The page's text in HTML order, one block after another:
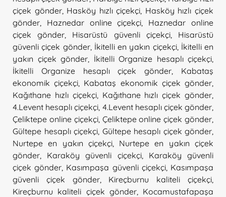
çiçek gönder, Hasköy hızlı çiçekçi Hasköy hızlı çiçek
gönder
Haznedar online çiçekçi
Haznedar online
çiçek gönder
Hisarüstü güvenli çiçekçi, Hisarüstü
güvenli çiçek gönder, İkitelli en yakın çiçekçi, İkitelli en
yakın çiçek gönder
İkitelli Organize hesaplı çiçekçi
İkitelli Organize hesaplı çiçek gönder
Kabataş
ekonomik çiçekçi Kabataş ekonomik çiçek gönder
Kağıthane hızlı çiçekçi, Kağıthane hızlı çiçek gönder
4.Levent hesaplı çiçekçi 4.Levent hesaplı çiçek gönder
Çeliktepe online çiçekçi, Çeliktepe online çiçek gönder
Gültepe hesaplı çiçekçi Gültepe hesaplı çiçek gönder
Nurtepe en yakın çiçekçi, Nurtepe en yakın çiçek
gönder
Karaköy güvenli çiçekçi, Karaköy güvenli
çiçek gönder Kasımpaşa güvenli çiçekçi, Kasımpaşa
güvenli çiçek gönder, Kireçburnu kaliteli çiçekçi
Kireçburnu kaliteli çiçek gönder, Kocamustafapaşa